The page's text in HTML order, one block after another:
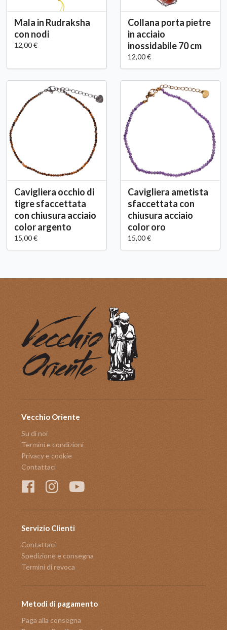
Mala in Rudraksha
con nodi
12,00 €
Collana porta pietre
in acciaio
inossidabile 70 cm
12,00 €
Cavigliera occhio di
tigre sfaccettata
con chiusura acciaio
color argento
15,00 €
Cavigliera ametista
sfaccettata con
chiusura acciaio
color oro
15,00 €
Vecchio Oriente
Su di noi
Termini e condizioni
Privacy e cookie
Contattaci
Servizio Clienti
Contattaci
Spedizione e consegna
Termini di revoca
Metodi di pagamento
Paga alla consegna